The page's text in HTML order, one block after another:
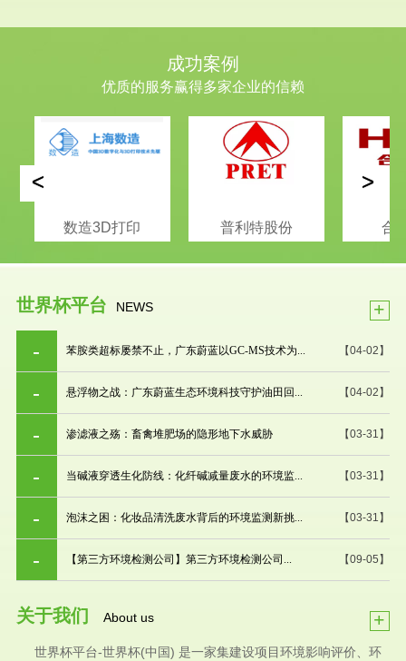
成功案例
优质的服务赢得多家企业的信赖
数造3D打印 普利特股份 合
< >
世界杯平台 NEWS +
【04-02】
苯胺类超标屡禁不止，广东蔚蓝以GC-MS技术为...
【04-02】
悬浮物之战：广东蔚蓝生态环境科技守护油田回...
【03-31】
渗滤液之殇：畜禽堆肥场的隐形地下水威胁
【03-31】
当碱液穿透生化防线：化纤碱减量废水的环境监...
【03-31】
泡沫之困：化妆品清洗废水背后的环境监测新挑...
【09-05】
【第三方环境检测公司】第三方环境检测公司...
关于我们 About us +
世界杯平台-世界杯(中国) 是一家集建设项目环境影响评价、环